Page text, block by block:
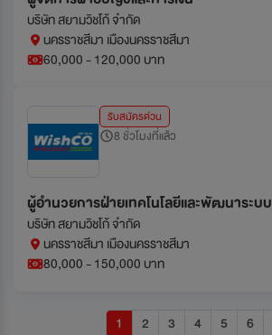
บริษัท สยามวิชโก้ จำกัด
นครราชสีมา เมืองนครราชสีมา
60,000 - 120,000 บาท
รับสมัครด่วน
8 ชั่วโมงที่แล้ว
ผู้อำนวยการฝ่ายเทคโนโลยีและพัฒนาระบบ
บริษัท สยามวิชโก้ จำกัด
นครราชสีมา เมืองนครราชสีมา
80,000 - 150,000 บาท
1 2 3 4 5 6